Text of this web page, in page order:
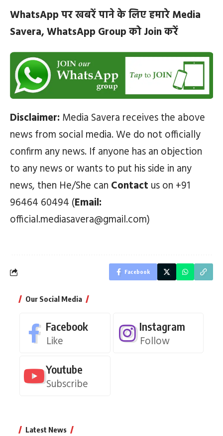
WhatsApp पर खबरें पाने के लिए हमारे Media
Savera, WhatsApp Group को Join करें
Disclaimer: Media Savera receives the above
news from social media. We do not officially
confirm any news. If anyone has an objection
to any news or wants to put his side in any
news, then He/She can Contact us on +91
96464 60494 (Email:
official.mediasavera@gmail.com)
Facebook
Our Social Media
Facebook
Like
Instagram
Follow
Youtube
Subscribe
Latest News